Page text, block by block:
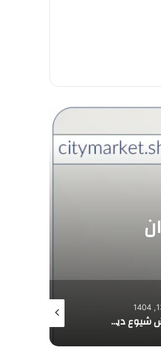
افزایش شیوع دیابت نوع ۲ در سنین پایین؛ مهمترین علل ابتلا و راهکارهای موثر پیشگیری